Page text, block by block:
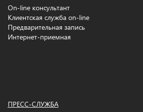
On-line консультант
Клиентская служба on-line
Предварительная запись
Интернет-приемная
ПРЕСС-СЛУЖБА